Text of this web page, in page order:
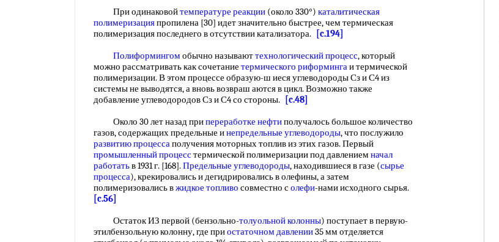
При одинаковойтемпературе реакции (около 330°) каталитическая
полимеризацияпропилена [30] идет значительно быстрее, чем термическая
полимеризация последнего в отсутствии катализатора.
[c.194]
Полиформингом обычно называюттехнологический процесс, который
можно рассматривать как сочетание термического риформингаи термической
полимеризации. В этом процессе образую-ш иеся углеводороды Сз и С4 из
системы не выводятся, а вновь возвраш аются в цикл. Возможно также
добавление углеводородов Сз и С4 со стороны.
[c.48]
Около 30 лет назад припереработке нефтиполучалось большое количество
газов, содержащих предельные инепредельные углеводороды, что послужило
развитию процессаполучения моторных топлив из этих газов. Первый
промышленный процесстермической полимеризации под давлением начал
работатьв 1931 г. [168].Предельные углеводороды, находившиеся в газе (сырье
процесса), крекировались и дегидрировались в олефины, а затем
полимеризовались вжидкое топливо совместно солефи-нами исходного сырья.
[c.56]
Остаток ИЗ первой (бензольно-толуольной колонны) поступает в первую-
этилбензольную колонну, где приостаточном давлении35 мм отделяется